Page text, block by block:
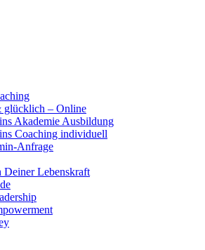
glücklich – Online
Akademie Ausbildung
Coaching individuell
Anfrage
Deiner Lebenskraft